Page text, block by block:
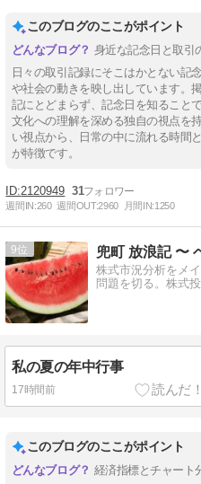
このブログのここがポイント
身近な記念日と取引
日々の取引記録にそこはかとない記
や社会の動きを映し出しています。
記にとどまらず、記念日を知ること
文化への理解を深める独自の視点を
い視点から、日常の中に流れる時間
が特徴です。
2120949 31
週間IN:260 週間OUT:2960 月間IN:1250
9
株式市況分析をメ
問題を切る。株式
私の夏の年中行事
17時間前
このブログのここがポイント
経済指標とチャート